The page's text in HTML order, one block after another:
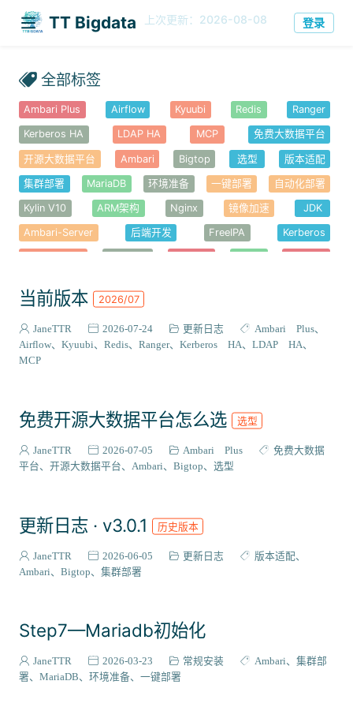
TT
Bigdata
今日 202 · 历史 238819 登录
全部标签
Ambari Plus Airflow Kyuubi Redis Ranger
Kerberos HA LDAP HA MCP 免费大数据平台
开源大数据平台 Ambari Bigtop 选型 版本适配
集群部署 MariaDB 环境准备 一键部署 自动化部署
Kylin V10 ARM架构 Nginx 镜像加速 JDK
Ambari-Server 后端开发 FreeIPA Kerberos
Knox Hue Alluxio
Ambari-Metrics Kafka Spark Hive Tez
ZooKeeper
RPM 国产化适配 Flink 源码解析
Bigtop-select Ubuntu WebApp OpenAPI 监控运维
DolphinScheduler Doris Hudi
Superset Sqoop MySQL Ambari-Infra JanusGraph
当前版本 2026/07
JaneTTR 2026-07-24 更新日志
Ambari Plus
Airflow
Kyuubi Redis Ranger Kerberos HA
LDAP HA
MCP
免费开源大数据平台怎么选 选型
JaneTTR 2026-07-05 Ambari Plus
免费大数据
平台
开源大数据平台 Ambari Bigtop 选型
更新日志 · v3.0.1 历史版本
JaneTTR 2026-06-05 更新日志
版本适配
Ambari
Bigtop 集群部署
Step7—Mariadb初始化
JaneTTR 2026-03-23 常规安装 Ambari
集群部
署
MariaDB 环境准备 一键部署